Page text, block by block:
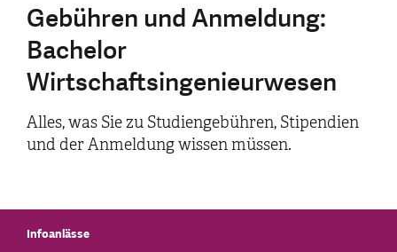
Gebühren und Anmeldung:
Bachelor
Wirtschaftsingenieurwesen
Alles, was Sie zu Studiengebühren, Stipendien
und der Anmeldung wissen müssen.
Infoanlässe